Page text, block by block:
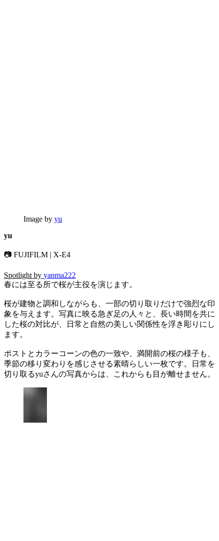
Image by yu
yu
📷 FUJIFILM | X-E4
Spotlight by yanma222
春には至る所で桜が主役を演じます。
桜が建物と調和しながらも、一部の切り取りだけで強烈な印
象を与えます。写真に映る急ぎ足の人々と、長い時間を共に
した桜の対比が、日常と自然の美しい関係性を浮き彫りにし
ます。
ポストとカラーコーンの色の一致や、満開前の桜の様子も、
季節の移り変わりを感じさせる素晴らしい一枚です。日常を
切り取るyuさんの写真からは、これからも目が離せません。